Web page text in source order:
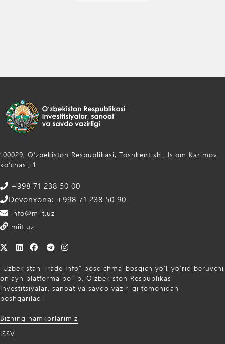
100029, Oʻzbekiston Respublikasi, Toshkent sh., Islom Karimov
ko‘chasi, 1
+998 71 238 50 00
Devonxona: +998 71 238 50 90
info@miit.uz
miit.uz
“Uzbekistan Trade Info” bosqichma-bosqich yo‘l-yo‘riq beruvchi
onlayn platforma bo‘lib, O‘zbekiston Respublikasi
Investitsiyalar, sanoat va savdo vazirligi tomonidan
boshqariladi.
Bizning hamkorlarimiz
ISSV